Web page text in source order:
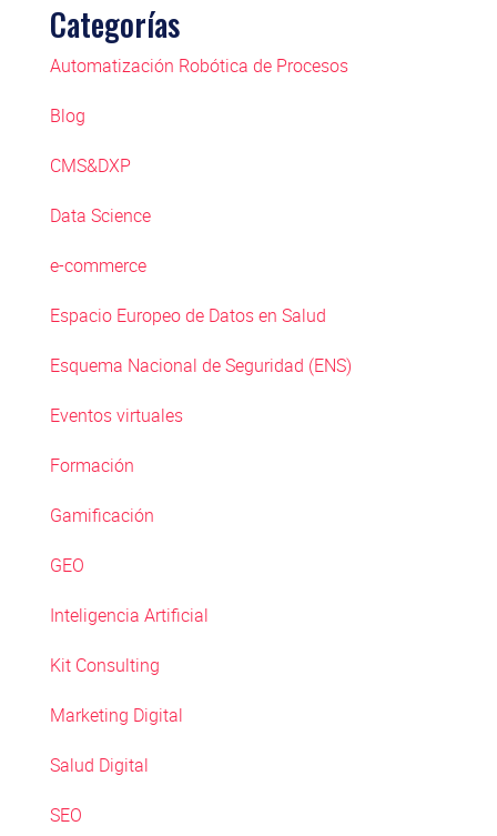
Categorías
Automatización Robótica de Procesos
Blog
CMS&DXP
Data Science
e-commerce
Espacio Europeo de Datos en Salud
Esquema Nacional de Seguridad (ENS)
Eventos virtuales
Formación
Gamificación
GEO
Inteligencia Artificial
Kit Consulting
Marketing Digital
Salud Digital
SEO